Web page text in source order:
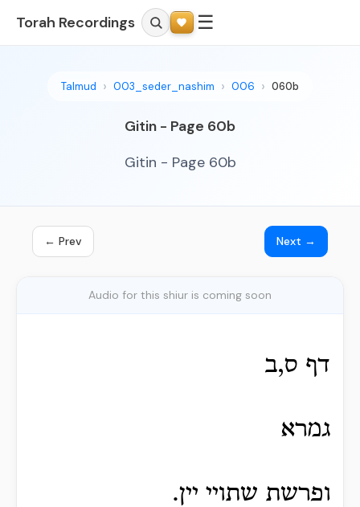
Torah Recordings ☰
Talmud 003_seder_nashim 006 060b
Gitin - Page 60b
Gitin - Page 60b
← Prev Next →
Audio for this shiur is coming soon
דף ס,ב
גמרא
ופרשת שתויי יין.